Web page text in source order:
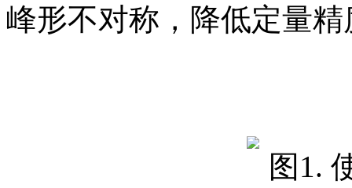
峰形不对称，降低定量精